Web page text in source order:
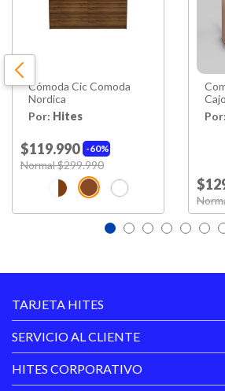
Cajones
Requiere Armado
Garantía
Hecho en
Cómoda Cic Comoda
Nordica
Por: Hites
60%
$119.990
Price reduced from
Normal $299.990
Por:
Price
TARJETA HITES
SERVICIO AL CLIENTE
HITES CORPORATIVO